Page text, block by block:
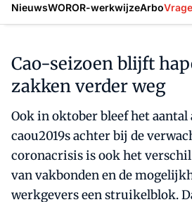
NieuwsWOROR-werkwijzeArbo
Cao-seizoen blijft
zakken verder weg
Ook in oktober bleef het aantal
caou2019s achter bij de
coronacrisis is ook het verschil
van vakbonden en de
werkgevers een struikelblok.